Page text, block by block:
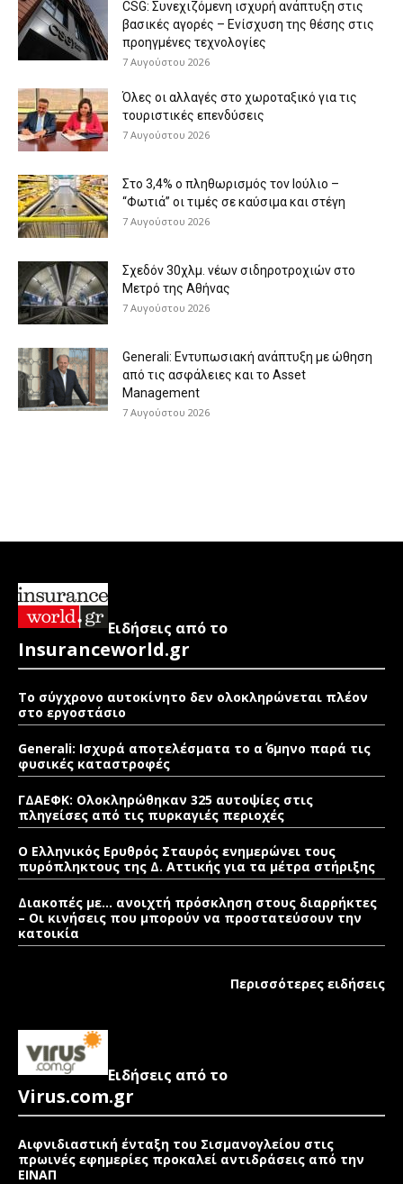
CSG: Συνεχιζόμενη ισχυρή ανάπτυξη στις
βασικές αγορές – Ενίσχυση της θέσης στις
προηγμένες τεχνολογίες
7 Αυγούστου 2026
Όλες οι αλλαγές στο χωροταξικό για τις
τουριστικές επενδύσεις
7 Αυγούστου 2026
Στο 3,4% ο πληθωρισμός τον Ιούλιο –
“Φωτιά” οι τιμές σε καύσιμα και στέγη
7 Αυγούστου 2026
Σχεδόν 30χλμ. νέων σιδηροτροχιών στο
Μετρό της Αθήνας
7 Αυγούστου 2026
Generali: Eντυπωσιακή ανάπτυξη με ώθηση
από τις ασφάλειες και το Asset
Management
7 Αυγούστου 2026
Ειδήσεις από το
Insuranceworld.gr
Το σύγχρονο αυτοκίνητο δεν ολοκληρώνεται πλέον
στο εργοστάσιο
Generali: Ισχυρά αποτελέσματα το α΄ 6μηνο παρά τις
φυσικές καταστροφές
ΓΔΑΕΦΚ: Ολοκληρώθηκαν 325 αυτοψίες στις
πληγείσες από τις πυρκαγιές περιοχές
Ο Ελληνικός Ερυθρός Σταυρός ενημερώνει τους
πυρόπληκτους της Δ. Αττικής για τα μέτρα στήριξης
Διακοπές με… ανοιχτή πρόσκληση στους διαρρήκτες
– Οι κινήσεις που μπορούν να προστατεύσουν την
κατοικία
Περισσότερες ειδήσεις
Ειδήσεις από το
Virus.com.gr
Αιφνιδιαστική ένταξη του Σισμανογλείου στις
πρωινές εφημερίες προκαλεί αντιδράσεις από την
ΕΙΝΑΠ